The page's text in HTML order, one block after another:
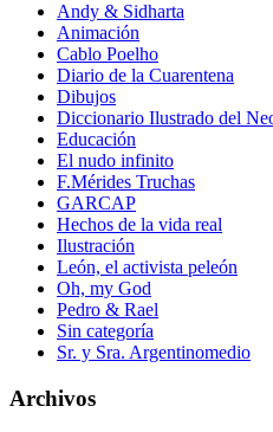
Andy & Sidharta
Animación
Cablo Poelho
Diario de la Cuarentena
Dibujos
Diccionario Ilustrado del
Educación
El nudo infinito
F.Mérides Truchas
GARCAP
Hechos de la vida real
Ilustración
León, el activista peleón
Oh, my God
Pedro & Rael
Sin categoría
Sr. y Sra. Argentinomedio
Archivos